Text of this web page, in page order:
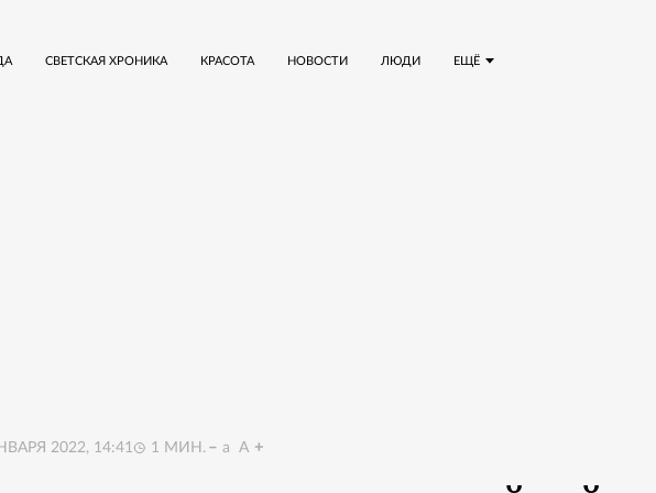
ЕЩЁ
СВЕТСКАЯ ХРОНИКА КРАСОТА НОВОСТИ ЛЮДИ
2022, 14:41 1 МИН. a A